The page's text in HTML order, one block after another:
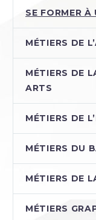
SE FORMER À
MÉTIERS DE
MÉTIERS DE
ARTS
MÉTIERS DE
MÉTIERS DU
MÉTIERS DE
MÉTIERS